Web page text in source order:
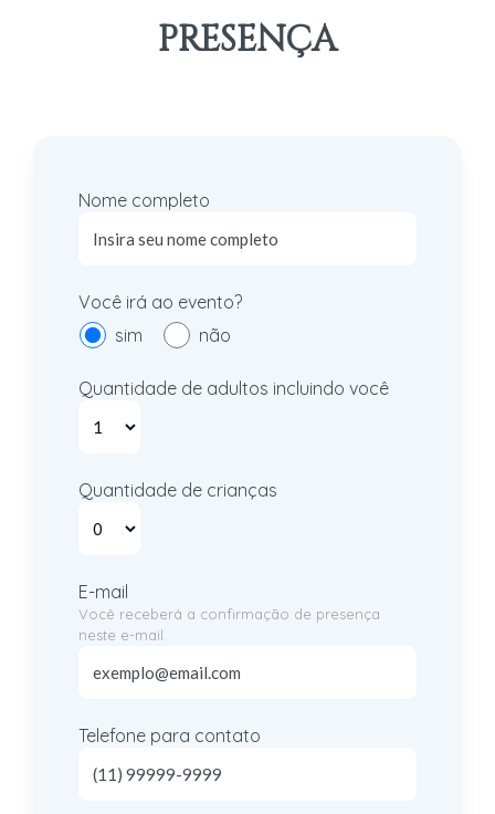
PRESENÇA
Nome completo
Você irá ao evento?
sim
não
Quantidade de adultos incluindo você
Quantidade de crianças
E-mail
Você receberá a confirmação de presença
neste e-mail.
Telefone para contato